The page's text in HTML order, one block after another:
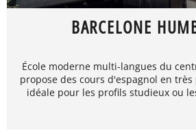
BARCELONE
École moderne multi-langues du
propose des cours d'espagnol en
idéale pour les profils studieux ou